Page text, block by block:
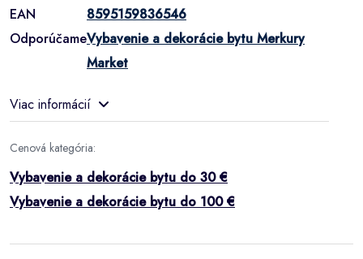
EAN
8595159836546
OdporúčameVybavenie a dekorácie bytu Merkury
Market
Viac informácií
Cenová kategória:
Vybavenie a dekorácie bytu do 30 €
Vybavenie a dekorácie bytu do 100 €